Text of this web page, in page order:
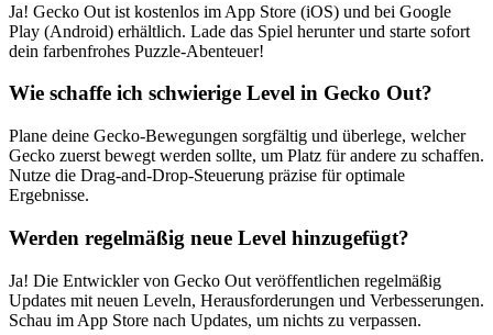
Ja! Gecko Out ist kostenlos im App Store (iOS) und bei Google
Play (Android) erhältlich. Lade das Spiel herunter und starte sofort
dein farbenfrohes Puzzle-Abenteuer!
Wie schaffe ich schwierige Level in Gecko Out?
Plane deine Gecko-Bewegungen sorgfältig und überlege, welcher
Gecko zuerst bewegt werden sollte, um Platz für andere zu schaffen.
Nutze die Drag-and-Drop-Steuerung präzise für optimale
Ergebnisse.
Werden regelmäßig neue Level hinzugefügt?
Ja! Die Entwickler von Gecko Out veröffentlichen regelmäßig
Updates mit neuen Leveln, Herausforderungen und Verbesserungen.
Schau im App Store nach Updates, um nichts zu verpassen.